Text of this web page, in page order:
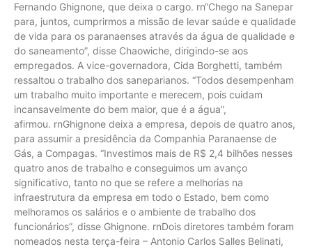
Fernando Ghignone, que deixa o cargo. rn“Chego na Sanepar
para, juntos, cumprirmos a missão de levar saúde e qualidade
de vida para os paranaenses através da água de qualidade e
do saneamento”, disse Chaowiche, dirigindo-se aos
empregados. A vice-governadora, Cida Borghetti, também
ressaltou o trabalho dos saneparianos. “Todos desempenham
um trabalho muito importante e merecem, pois cuidam
incansavelmente do bem maior, que é a água”,
afirmou. rnGhignone deixa a empresa, depois de quatro anos,
para assumir a presidência da Companhia Paranaense de
Gás, a Compagas. “Investimos mais de R$ 2,4 bilhões nesses
quatro anos de trabalho e conseguimos um avanço
significativo, tanto no que se refere a melhorias na
infraestrutura da empresa em todo o Estado, bem como
melhoramos os salários e o ambiente de trabalho dos
funcionários”, disse Ghignone. rnDois diretores também foram
nomeados nesta terça-feira – Antonio Carlos Salles Belinati,